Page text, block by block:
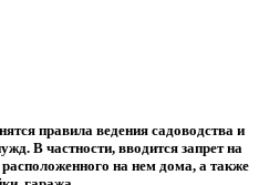
правила ведения садоводства и
В частности, вводится запрет на
на нем дома, а также